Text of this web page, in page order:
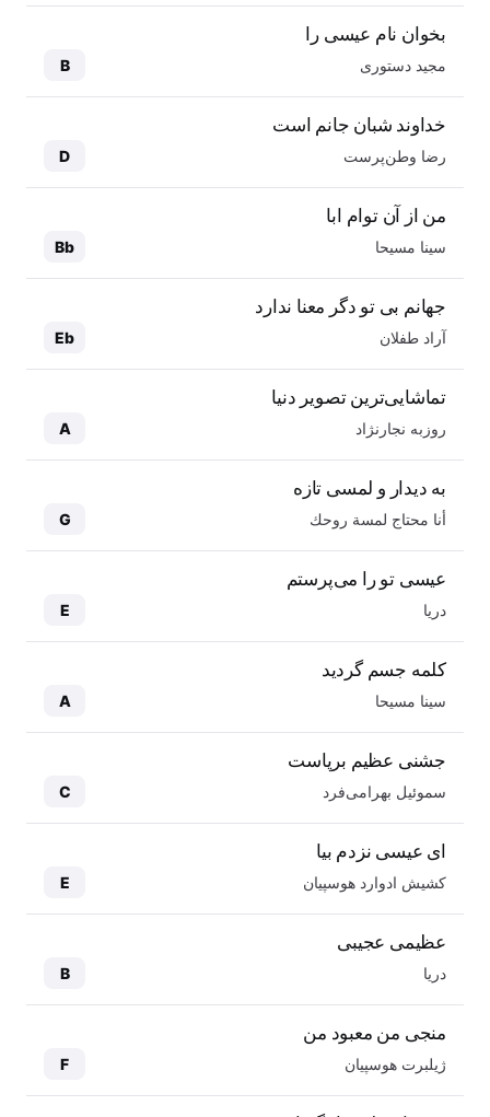
بخوان نام عیسی را
مجید دستوری B
خداوند شبان جانم است
رضا وطن‌پرست D
من از آن توام ابا
سینا مسیحا Bb
جهانم بی تو دگر معنا ندارد
آراد طفلان Eb
تماشایی‌ترین تصویر دنیا
روزبه نجارنژاد A
به دیدار و لمسی تازه
أنا محتاج لمسة روحك G
عیسی تو را می‌پرستم
دریا E
کلمه جسم گردید
سینا مسیحا A
جشنی عظیم برپاست
سموئیل بهرامی‌فرد C
ای عیسی نزدم بیا
کشیش ادوارد هوسپیان E
عظیمی عجیبی
دریا B
منجی من معبود من
ژیلبرت هوسپیان F